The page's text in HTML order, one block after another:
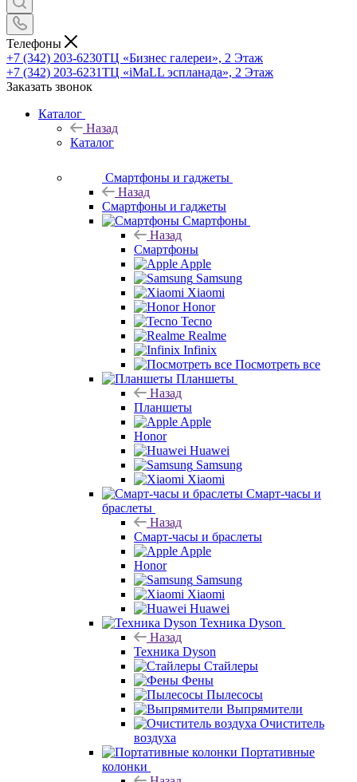
Телефоны
+7 (342) 203-6230ТЦ «Бизнес галереи», 2 Этаж
+7 (342) 203-6231ТЦ «iMaLL эспланада», 2 Этаж
Заказать звонок
Каталог
Назад
Каталог
Смартфоны и гаджеты
Назад
Смартфоны и гаджеты
Смартфоны
Назад
Смартфоны
Apple
Samsung
Xiaomi
Honor
Tecno
Realme
Infinix
Посмотреть все
Планшеты
Назад
Планшеты
Apple
Honor
Huawei
Samsung
Xiaomi
Смарт-часы и
браслеты
Назад
Смарт-часы и браслеты
Apple
Honor
Samsung
Xiaomi
Huawei
Техника Dyson
Назад
Техника Dyson
Стайлеры
Фены
Пылесосы
Выпрямители
Очиститель
воздуха
Портативные
колонки